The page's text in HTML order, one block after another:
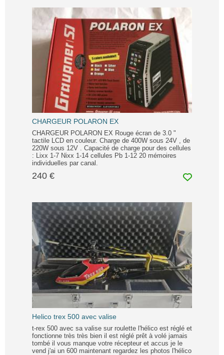
CHARGEUR POLARON EX
CHARGEUR POLARON EX Rouge écran de 3.0 "
tactile LCD en couleur. Charge de 400W sous 24V , de
220W sous 12V . Capacité de charge pour des cellules
: Lixx 1-7 Nixx 1-14 cellules Pb 1-12 20 mémoires
individuelles par canal.
240 €
Helico trex 500 avec valise
t-rex 500 avec sa valise sur roulette l'hélico est réglé et
fonctionne très très bien il est réglé prêt à volé jamais
tombé il vous manque votre récepteur et accus je le
vend j'ai un 600 maintenant regardez les photos l'hélico